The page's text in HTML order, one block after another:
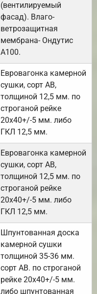
(вентилируемый
фасад). Влаго-
ветрозащитная
мембрана- Ондутис
А100.
Евровагонка камерной
сушки, сорт АВ,
толщиной 12,5 мм. по
строганой рейке
20х40+/-5 мм. либо
ГКЛ 12,5 мм.
Евровагонка камерной
сушки, сорт АВ,
толщиной 12,5 мм. по
строганой рейке
20х40+/-5 мм. либо
ГКЛ 12,5 мм.
Шпунтованная доска
камерной сушки
толщиной 35-36 мм.
сорт АВ. по строганой
рейке 20х40+/-5 мм.
либо шпунтованная